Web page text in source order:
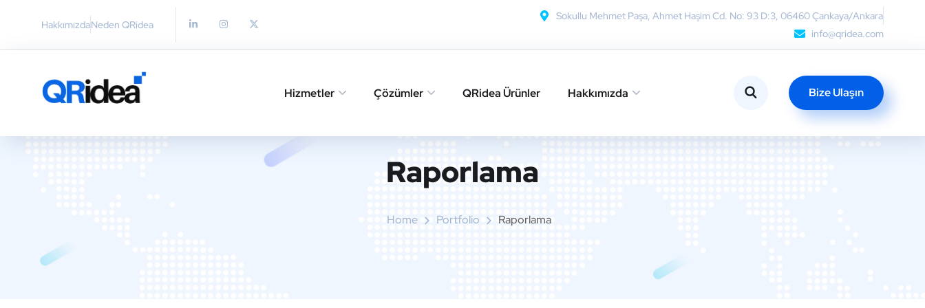
HakkımızdaNeden QRidea
Sokullu Mehmet Paşa, Ahmet Haşim Cd. No: 93 D:3, 06460 Çankaya/Ankara
info@qridea.com
Hizmetler Çözümler QRidea Ürünler Hakkımızda Bize Ulaşın
Raporlama
Home Portfolio Raporlama